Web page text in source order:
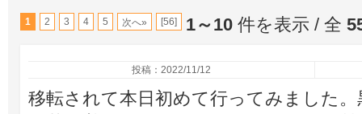
1 2 3 4 5 次へ» [56] 1～10 件を表示 / 全
投稿：2022/11/12
移転されて本日初めて行ってみました